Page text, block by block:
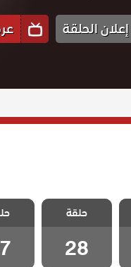
إعلان الحلقة
مسلسل علي رضا
الحلقة 28
حلقة
28
مسلسل